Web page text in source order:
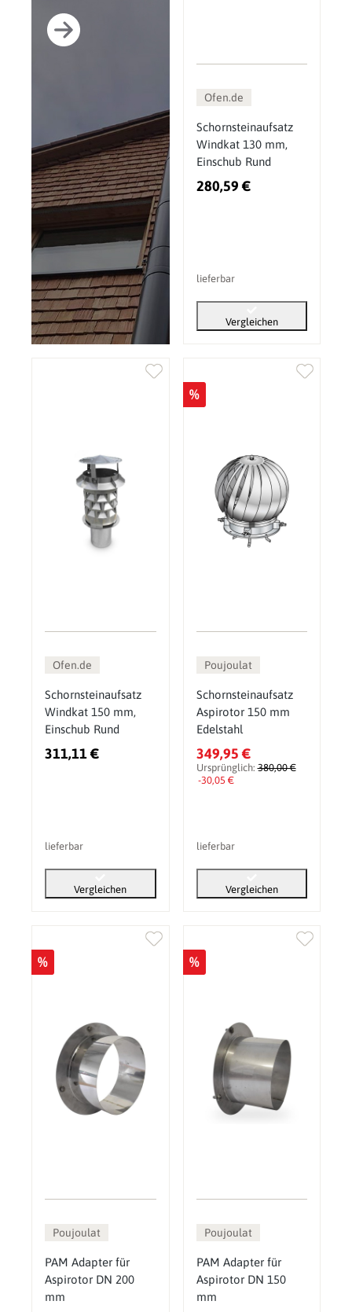
Ofen.de
Schornsteinaufsatz
Windkat 130 mm,
Einschub Rund
280,59 €
lieferbar
Vergleichen
Ofen.de
Schornsteinaufsatz
Windkat 150 mm,
Einschub Rund
311,11 €
lieferbar
Vergleichen
%
Poujoulat
Schornsteinaufsatz
Aspirotor 150 mm
Edelstahl
349,95 €
Ursprünglich:380,00 €
-30,05 €
lieferbar
Vergleichen
%
Poujoulat
PAM Adapter für
Aspirotor DN 200
mm
%
Poujoulat
PAM Adapter für
Aspirotor DN 150
mm